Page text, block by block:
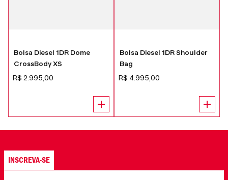
Bolsa Diesel 1DR Dome
CrossBody XS
R$ 2 995 00
Bolsa Diesel 1DR Shoulder
Bag
R$ 4 995 00
INSCREVA-SE